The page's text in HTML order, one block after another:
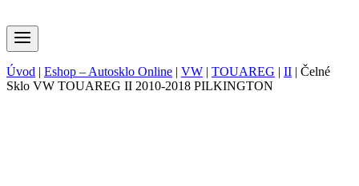
Úvod | Eshop – Autosklo Online | VW | TOUAREG | II | Čelné
Sklo VW TOUAREG II 2010-2018 PILKINGTON